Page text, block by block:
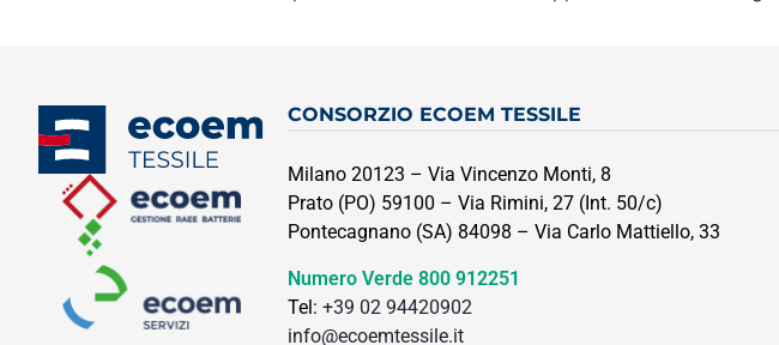
CONSORZIO ECOEM TESSILE
Milano 20123 – Via Vincenzo Monti, 8
Prato (PO) 59100 – Via Rimini, 27 (Int. 50/c)
Pontecagnano (SA) 84098 – Via Carlo Mattiello, 33
Numero Verde800 912251
Tel:+39 02 94420902
info@ecoemtessile.it